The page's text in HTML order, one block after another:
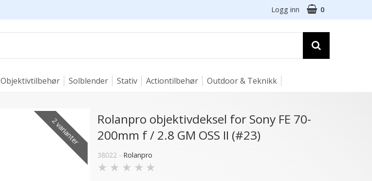
Logg inn 0
Objektivtilbehør Solblender Stativ Actiontilbehør Outdoor & Teknikk
2 varianter
Rolanpro objektivdeksel for Sony FE 70-
200mm f / 2.8 GM OSS II (#23)
38022 - Rolanpro
★ ★ ★ ★ ★